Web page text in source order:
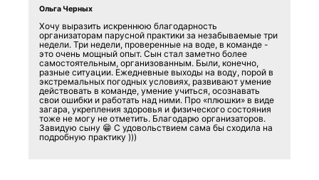
Ольга Черных
Хочу выразить искреннюю благодарность
организаторам парусной практики за незабываемые три
недели. Три недели, проверенные на воде, в команде -
это очень мощный опыт. Сын стал заметно более
самостоятельным, организованным. Были, конечно,
разные ситуации. Ежедневные выходы на воду, порой в
экстремальных погодных условиях, развивают умение
действовать в команде, умение учиться, осознавать
свои ошибки и работать над ними. Про «плюшки» в виде
загара, укрепления здоровья и физического состояния
тоже не могу не отметить. Благодарю организаторов.
Завидую сыну 😁 С удовольствием сама бы сходила на
подробную практику )))